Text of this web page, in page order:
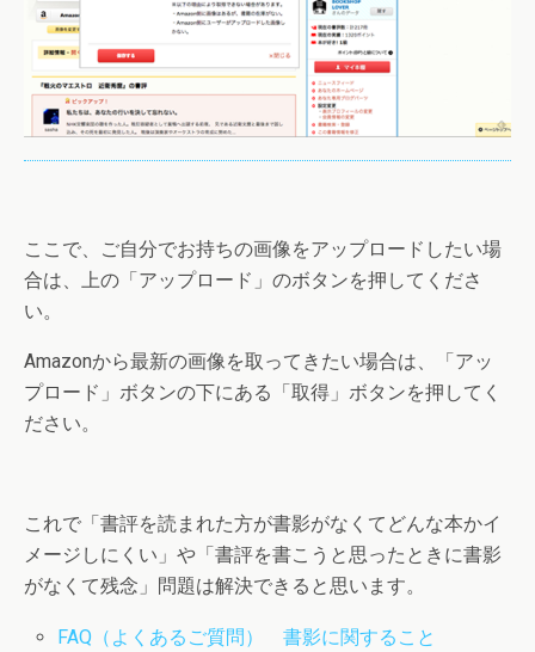
ここで、ご自分でお持ちの画像をアップロードしたい場
合は、上の「アップロード」のボタンを押してくださ
い。
Amazonから最新の画像を取ってきたい場合は、「アッ
プロード」ボタンの下にある「取得」ボタンを押してく
ださい。
これで「書評を読まれた方が書影がなくてどんな本かイ
メージしにくい」や「書評を書こうと思ったときに書影
がなくて残念」問題は解決できると思います。
FAQ（よくあるご質問） 書影に関すること